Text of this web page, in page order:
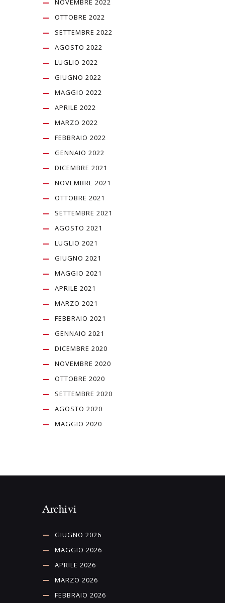
NOVEMBRE 2022
OTTOBRE 2022
SETTEMBRE 2022
AGOSTO 2022
LUGLIO 2022
GIUGNO 2022
MAGGIO 2022
APRILE 2022
MARZO 2022
FEBBRAIO 2022
GENNAIO 2022
DICEMBRE 2021
NOVEMBRE 2021
OTTOBRE 2021
SETTEMBRE 2021
AGOSTO 2021
LUGLIO 2021
GIUGNO 2021
MAGGIO 2021
APRILE 2021
MARZO 2021
FEBBRAIO 2021
GENNAIO 2021
DICEMBRE 2020
NOVEMBRE 2020
OTTOBRE 2020
SETTEMBRE 2020
AGOSTO 2020
MAGGIO 2020
Archivi
GIUGNO 2026
MAGGIO 2026
APRILE 2026
MARZO 2026
FEBBRAIO 2026